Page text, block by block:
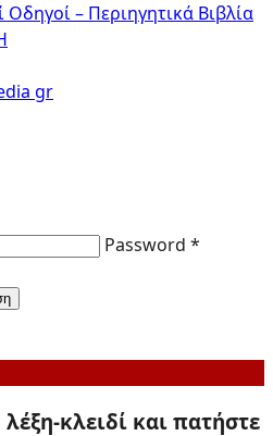
Οδηγοί – Περιηγητικά Βιβλία
gr
Password *
κλειδί και πατήστε